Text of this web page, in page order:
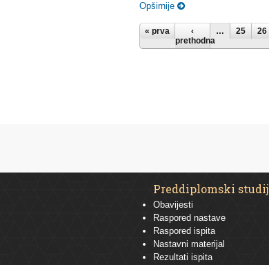
Opširnije
Stranice
« prva
‹
prethodna
… 25 26
Preddiplomski studij
Obavijesti
Raspored nastave
Raspored ispita
Nastavni materijal
Rezultati ispita